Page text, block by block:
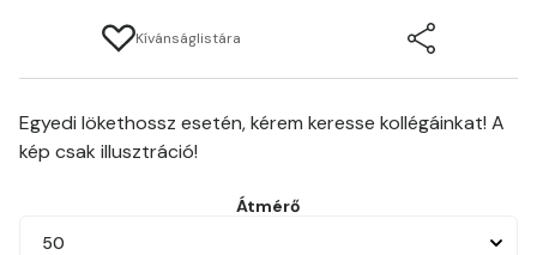
Kívánságlistára
Egyedi lökethossz esetén, kérem keresse kollégáinkat! A
kép csak illusztráció!
Átmérő
50